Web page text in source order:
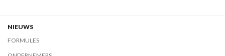
NIEUWS
FORMULES